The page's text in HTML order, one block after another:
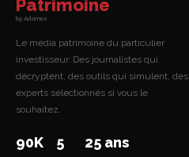
Patrimoine
by Adomos
Le média patrimoine du particulier
investisseur. Des journalistes qui
décryptent, des outils qui simulent, des
experts sélectionnés si vous le
souhaitez.
90K 5 25 ans